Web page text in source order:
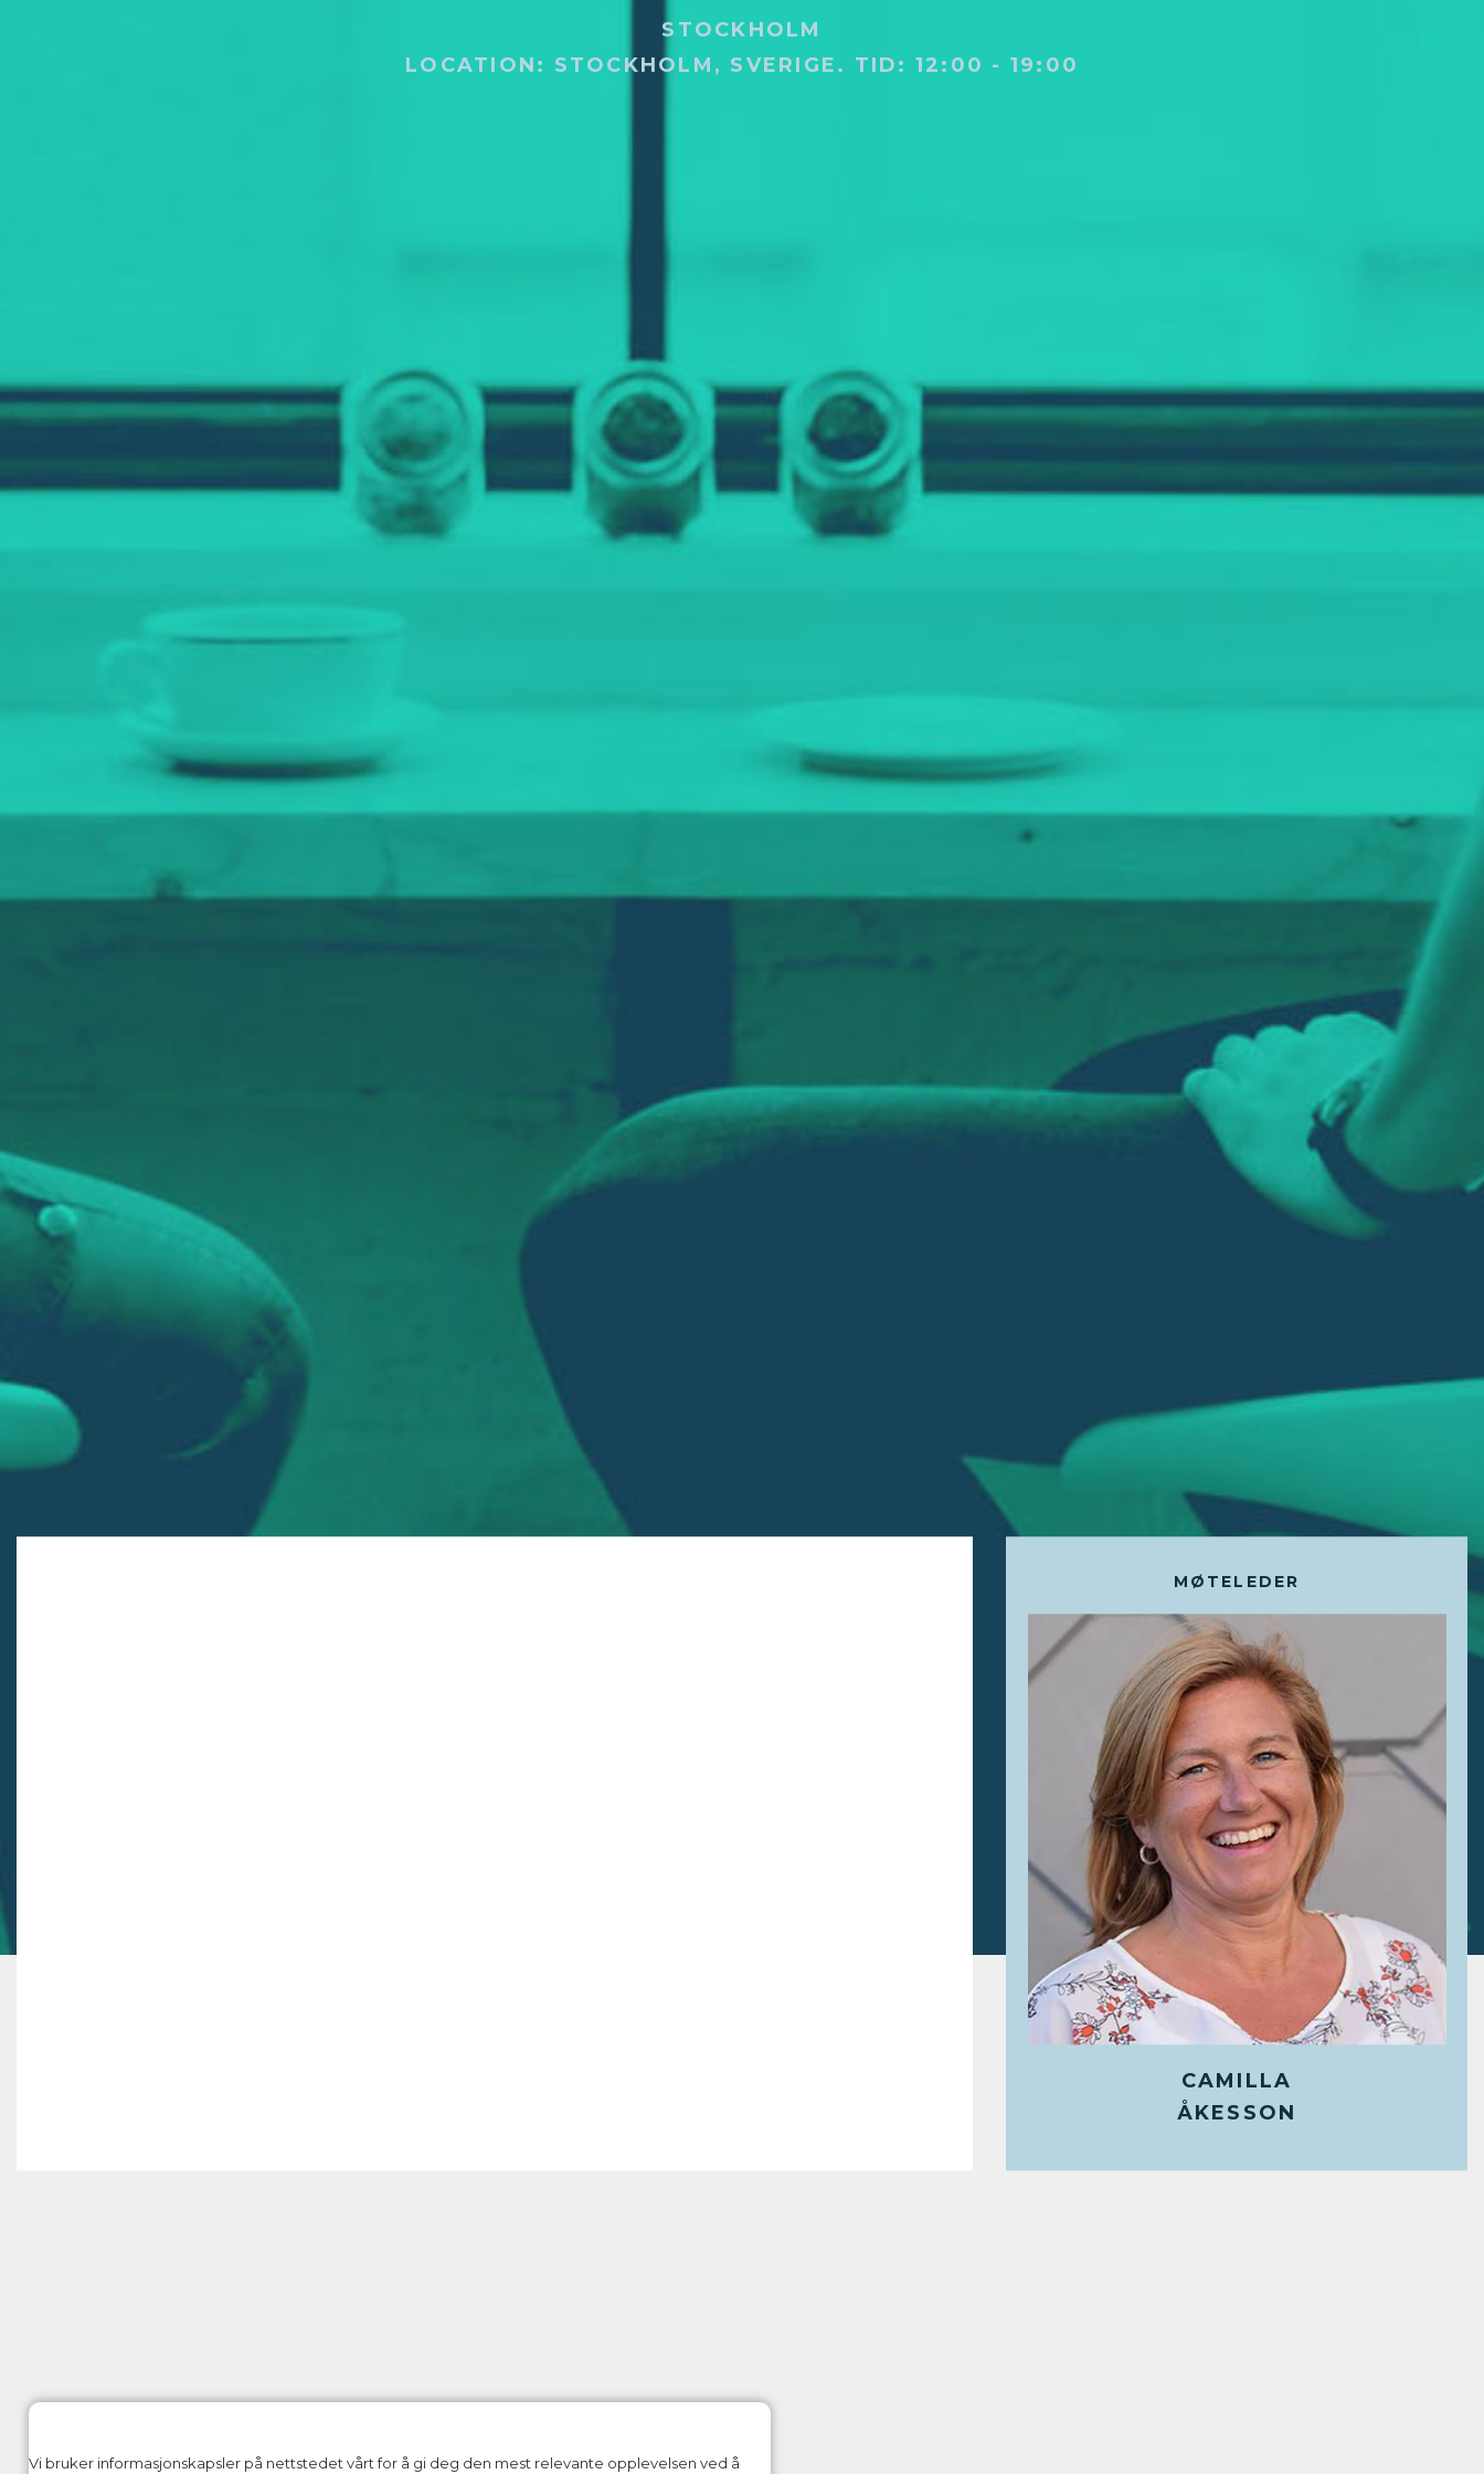
STOCKHOLM
LOCATION: STOCKHOLM, SVERIGE. TID: 12:00 - 19:00
MØTELEDER
CAMILLA
ÅKESSON
Vi bruker informasjonskapsler på nettstedet vårt for å gi deg den mest relevante opplevelsen ved å